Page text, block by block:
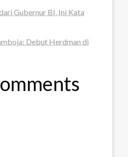
Gubernur BI, Ini Kata
Debut Herdman di